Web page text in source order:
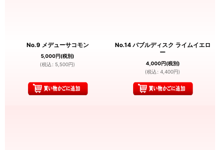
No.9 メデューサコモン
5,000円(税別)
(税込 : 5,500円)
No.14 バブルディスク ライムイエロ
ー
4,000円(税別)
(税込 : 4,400円)